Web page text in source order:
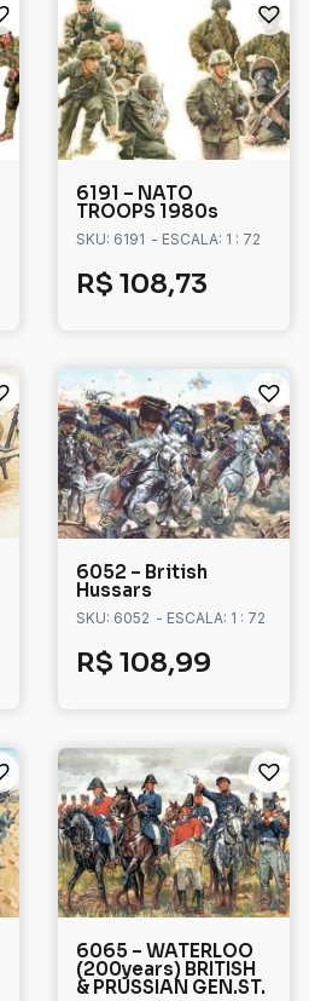
6191 – NATO
TROOPS 1980s
SKU: 6191 - ESCALA: 1 : 72
R$ 108,73
6052 – British
Hussars
SKU: 6052 - ESCALA: 1 : 72
R$ 108,99
6065 – WATERLOO
(200years) BRITISH
& PRUSSIAN GEN.ST.